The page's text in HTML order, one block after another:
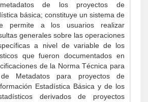
de los proyectos de
básica; constituye un sistema de
permite a los usuarios realizar
generales sobre las operaciones
a nivel de variable de los
que fueron documentados en
de la Norma Técnica para
Metadatos para proyectos de
Estadística Básica y de los
derivados de proyectos